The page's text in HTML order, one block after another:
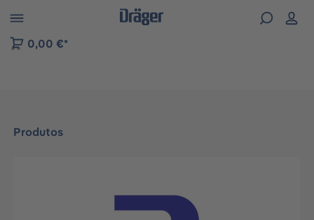
to B2B platform navigation
0,00 €*
Produtos
Ignorar galeria de imagens